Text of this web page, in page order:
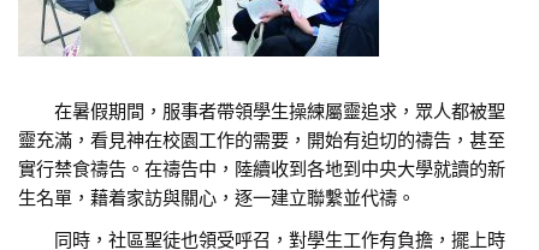
在暑假期間，服事者帶領學生操練屬靈追求，眾人都被聖
靈充滿，看見神在校園工作的需要，開始有迫切的禱告，甚至
實行禁食禱告。在禱告中，陸續收到各地到中央大學就讀的新
生名單，藉着家訪與關心，逐一建立聯繫並代禱。
同時，社區聖徒也領受呼召，對學生工作有負擔，擺上時